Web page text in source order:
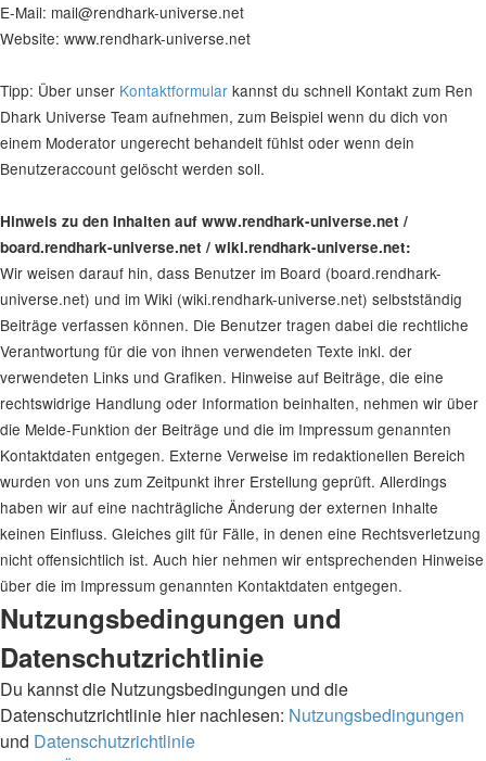
E-Mail: mail@rendhark-universe.net
Website: www.rendhark-universe.net
Tipp: Über unser Kontaktformular kannst du schnell Kontakt zum Ren
Dhark Universe Team aufnehmen, zum Beispiel wenn du dich von
einem Moderator ungerecht behandelt fühlst oder wenn dein
Benutzeraccount gelöscht werden soll.
Hinweis zu den Inhalten auf www.rendhark-universe.net /
board.rendhark-universe.net / wiki.rendhark-universe.net:
Wir weisen darauf hin, dass Benutzer im Board (board.rendhark-
universe.net) und im Wiki (wiki.rendhark-universe.net) selbstständig
Beiträge verfassen können. Die Benutzer tragen dabei die rechtliche
Verantwortung für die von ihnen verwendeten Texte inkl. der
verwendeten Links und Grafiken. Hinweise auf Beiträge, die eine
rechtswidrige Handlung oder Information beinhalten, nehmen wir über
die Melde-Funktion der Beiträge und die im Impressum genannten
Kontaktdaten entgegen. Externe Verweise im redaktionellen Bereich
wurden von uns zum Zeitpunkt ihrer Erstellung geprüft. Allerdings
haben wir auf eine nachträgliche Änderung der externen Inhalte
keinen Einfluss. Gleiches gilt für Fälle, in denen eine Rechtsverletzung
nicht offensichtlich ist. Auch hier nehmen wir entsprechenden Hinweise
über die im Impressum genannten Kontaktdaten entgegen.
Nutzungsbedingungen und
Datenschutzrichtlinie
Du kannst die Nutzungsbedingungen und die
Datenschutzrichtlinie hier nachlesen: Nutzungsbedingungen
und Datenschutzrichtlinie